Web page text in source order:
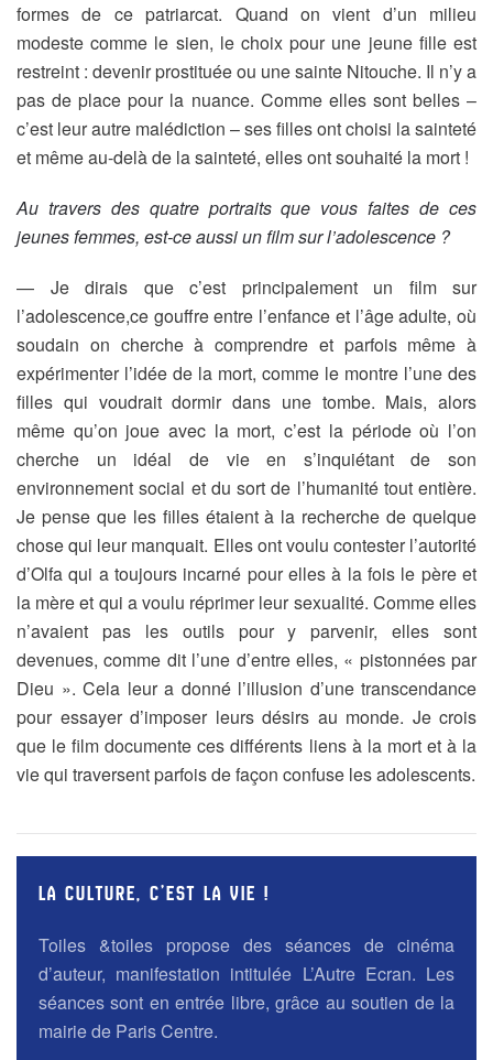
formes de ce patriarcat. Quand on vient d’un milieu
modeste comme le sien, le choix pour une jeune fille est
restreint : devenir prostituée ou une sainte Nitouche. Il n’y a
pas de place pour la nuance. Comme elles sont belles –
c’est leur autre malédiction – ses filles ont choisi la sainteté
et même au-delà de la sainteté, elles ont souhaité la mort !
Au travers des quatre portraits que vous faites de ces
jeunes femmes, est-ce aussi un film sur l’adolescence ?
— Je dirais que c’est principalement un film sur
l’adolescence,ce gouffre entre l’enfance et l’âge adulte, où
soudain on cherche à comprendre et parfois même à
expérimenter l’idée de la mort, comme le montre l’une des
filles qui voudrait dormir dans une tombe. Mais, alors
même qu’on joue avec la mort, c’est la période où l’on
cherche un idéal de vie en s’inquiétant de son
environnement social et du sort de l’humanité tout entière.
Je pense que les filles étaient à la recherche de quelque
chose qui leur manquait. Elles ont voulu contester l’autorité
d’Olfa qui a toujours incarné pour elles à la fois le père et
la mère et qui a voulu réprimer leur sexualité. Comme elles
n’avaient pas les outils pour y parvenir, elles sont
devenues, comme dit l’une d’entre elles, « pistonnées par
Dieu ». Cela leur a donné l’illusion d’une transcendance
pour essayer d’imposer leurs désirs au monde. Je crois
que le film documente ces différents liens à la mort et à la
vie qui traversent parfois de façon confuse les adolescents.
LA CULTURE, C’EST LA VIE !
Toiles &toiles propose des séances de cinéma
d’auteur, manifestation intitulée L’Autre Ecran. Les
séances sont en entrée libre, grâce au soutien de la
mairie de Paris Centre.